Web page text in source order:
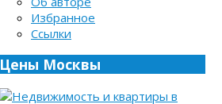
Избранное
Ссылки
Цены Москвы